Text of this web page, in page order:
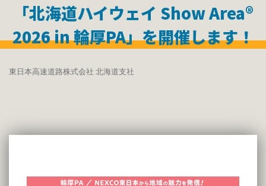
「北海道ハイウェイ Show Area®
2026 in 輪厚PA」を開催します！
東日本高速道路株式会社 北海道支社